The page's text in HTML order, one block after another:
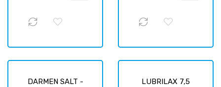
DARMEN SALT -
LUBRILAX 7,5